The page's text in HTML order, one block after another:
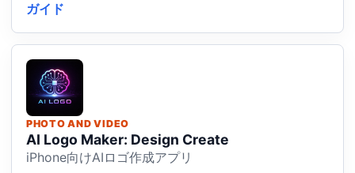
ガイド
PHOTO AND VIDEO
AI Logo Maker: Design Create
iPhone向けAIロゴ作成アプリ